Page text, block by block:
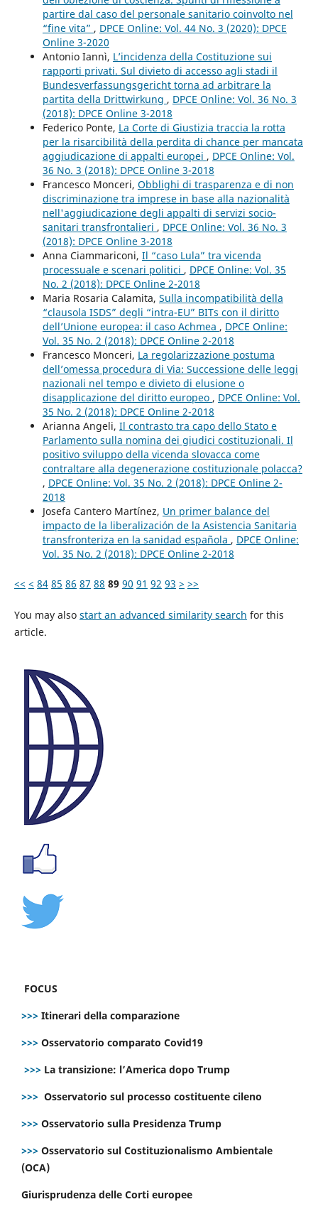
partire dal caso del personale sanitario coinvolto nel
“fine vita” , DPCE Online: Vol. 44 No. 3 (2020): DPCE
Online 3-2020
Antonio Iannì, L’incidenza della Costituzione sui
rapporti privati. Sul divieto di accesso agli stadi il
Bundesverfassungsgericht torna ad arbitrare la
partita della Drittwirkung , DPCE Online: Vol. 36 No. 3
(2018): DPCE Online 3-2018
Federico Ponte, La Corte di Giustizia traccia la rotta
per la risarcibilità della perdita di chance per mancata
aggiudicazione di appalti europei , DPCE Online: Vol.
36 No. 3 (2018): DPCE Online 3-2018
Francesco Monceri, Obblighi di trasparenza e di non
discriminazione tra imprese in base alla nazionalità
nell'aggiudicazione degli appalti di servizi socio-
sanitari transfrontalieri , DPCE Online: Vol. 36 No. 3
(2018): DPCE Online 3-2018
Anna Ciammariconi, Il “caso Lula” tra vicenda
processuale e scenari politici , DPCE Online: Vol. 35
No. 2 (2018): DPCE Online 2-2018
Maria Rosaria Calamita, Sulla incompatibilità della
“clausola ISDS” degli “intra-EU” BITs con il diritto
dell’Unione europea: il caso Achmea , DPCE Online:
Vol. 35 No. 2 (2018): DPCE Online 2-2018
Francesco Monceri, La regolarizzazione postuma
dell’omessa procedura di Via: Successione delle leggi
nazionali nel tempo e divieto di elusione o
disapplicazione del diritto europeo , DPCE Online: Vol.
35 No. 2 (2018): DPCE Online 2-2018
Arianna Angeli, Il contrasto tra capo dello Stato e
Parlamento sulla nomina dei giudici costituzionali. Il
positivo sviluppo della vicenda slovacca come
contraltare alla degenerazione costituzionale polacca?
, DPCE Online: Vol. 35 No. 2 (2018): DPCE Online 2-
2018
Josefa Cantero Martínez, Un primer balance del
impacto de la liberalización de la Asistencia Sanitaria
transfronteriza en la sanidad española , DPCE Online:
Vol. 35 No. 2 (2018): DPCE Online 2-2018
<< < 84 85 86 87 88 89 90 91 92 93 > >>
You may also start an advanced similarity search for this
article.
FOCUS
>>> Itinerari della comparazione
>>> Osservatorio comparato Covid19
>>> La transizione: l’America dopo Trump
>>> Osservatorio sul processo costituente cileno
>>> Osservatorio sulla Presidenza Trump
>>> Osservatorio sul Costituzionalismo Ambientale
(OCA)
Giurisprudenza delle Corti europee